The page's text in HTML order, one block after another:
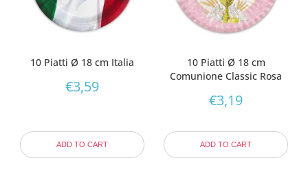
10 Piatti Ø 18 cm Italia
€3,59
ADD TO CART
10 Piatti Ø 18 cm
Comunione Classic Rosa
€3,19
ADD TO CART